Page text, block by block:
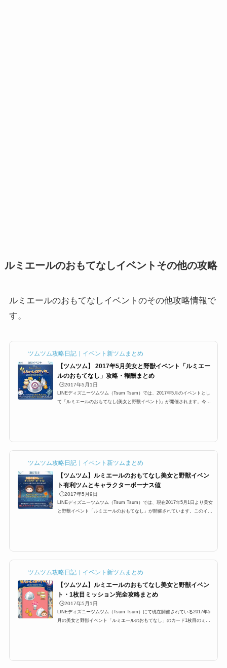
ルミエールのおもてなしイベントその他の攻略
ルミエールのおもてなしイベントのその他攻略情報で
す。
ツムツム攻略日記｜イベント新ツムまとめ
【ツムツム】 2017年5月美女と野獣イベント「ルミエー
ルのおもてなし」攻略・報酬まとめ
🕒️2017年5月1日
LINEディズニーツムツム（Tsum Tsum）では、2017年5月のイベントとし
て「ルミエールのおもてなし(美女と野獣イベント)」が開催されます。今回
ツムツム攻略日記｜イベント新ツムまとめ
【ツムツム】ルミエールのおもてなし美女と野獣イベン
ト有利ツムとキャラクターボーナス値
🕒️2017年5月9日
LINEディズニーツムツム（Tsum Tsum）では、現在2017年5月1日より美女
と野獣イベント「ルミエールのおもてなし」が開催されています。このイベ
ツムツム攻略日記｜イベント新ツムまとめ
【ツムツム】ルミエールのおもてなし美女と野獣イベン
ト・1枚目ミッション完全攻略まとめ
🕒️2017年5月1日
LINEディズニーツムツム（Tsum Tsum）にて現在開催されている2017年5
月の美女と野獣イベント「ルミエールのおもてなし」のカード1枚目のミッ